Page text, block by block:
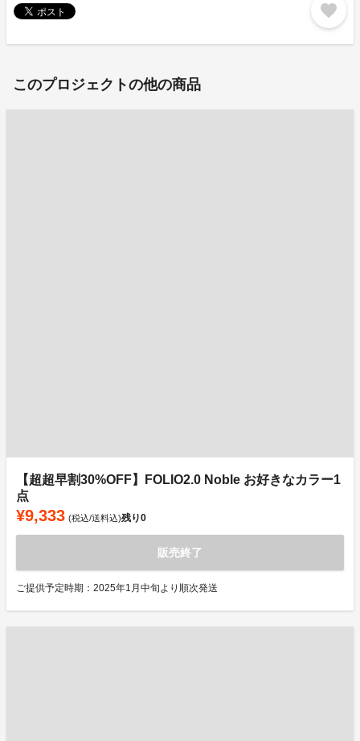
favorite
このプロジェクトの他の商品
【超超早割30%OFF】FOLIO2.0 Noble お好きなカラー1
点
¥9,333 (税込/送料込)残り0
販売終了
ご提供予定時期：2025年1月中旬より順次発送